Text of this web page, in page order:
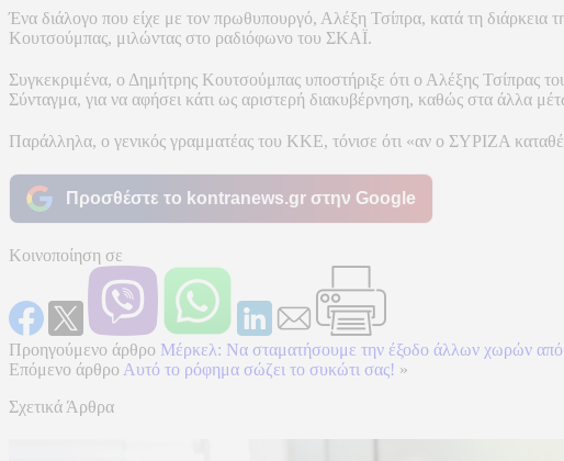
Ένα διάλογο που είχε με τον πρωθυπουργό, Αλέξη Τσίπρα, κατά τη
Κουτσούμπας, μιλώντας στο ραδιόφωνο του ΣΚΑΪ.
Συγκεκριμένα, ο Δημήτρης Κουτσούμπας υποστήριξε ότι ο Αλέξης Τσίπρας
Σύνταγμα, για να αφήσει κάτι ως αριστερή διακυβέρνηση, καθώς στα άλλα
Παράλληλα, ο γενικός γραμματέας του ΚΚΕ, τόνισε ότι «αν ο ΣΥΡΙΖΑ
Προσθέστε το kontranews.gr στην Google
Κοινοποίηση σε
Προηγούμενο άρθρο Μέρκελ: Να σταματήσουμε την έξοδο άλλων χωρών
Επόμενο άρθρο Αυτό το ρόφημα σώζει το συκώτι σας! »
Σχετικά Άρθρα